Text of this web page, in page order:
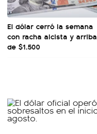
El dólar cerró la semana
con racha alcista y arriba
de $1.500